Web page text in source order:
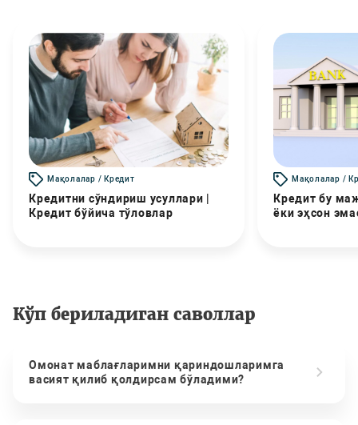
Мақолалар / Кредит
Кредитни сўндириш усуллари |
Кредит бўйича тўловлар
Мақолалар /
Кредит бу
ёки эҳсон
Кўп бериладиган саволлар
Омонат маблағларимни қариндошларимга
васият қилиб қолдирсам бўладими?